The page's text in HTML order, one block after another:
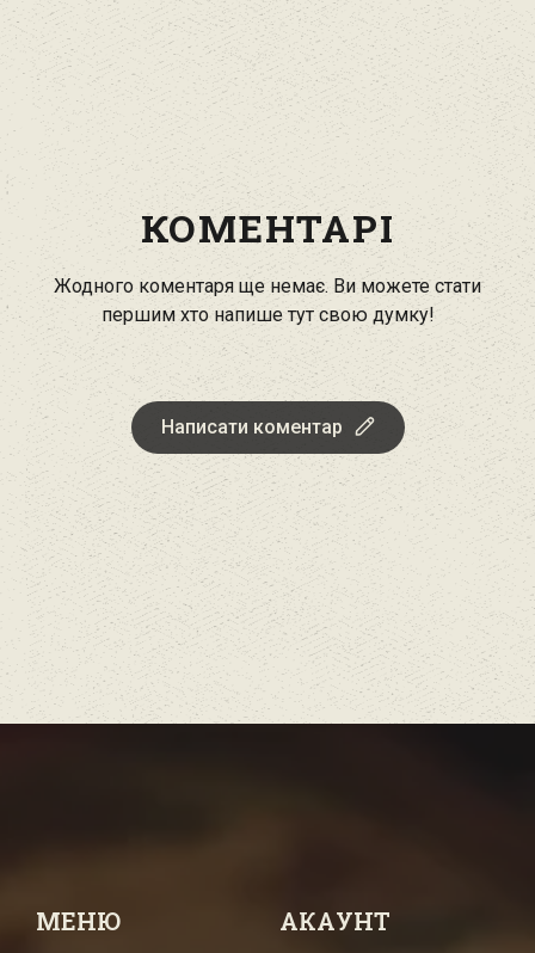
КОМЕНТАРІ
Жодного коментаря ще немає. Ви можете стати
першим хто напише тут свою думку!
Написати коментар
МЕНЮ АКАУНТ